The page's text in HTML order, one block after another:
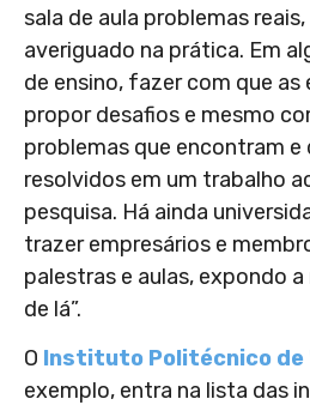
sala de aula problemas
averiguado na prática. Em
de ensino, fazer com que as
propor desafios e mesmo
problemas que encontram e
resolvidos em um trabalho
pesquisa. Há ainda
trazer empresários e
palestras e aulas, expondo a
de lá”.
O Instituto Politécnico de
exemplo, entra na lista das